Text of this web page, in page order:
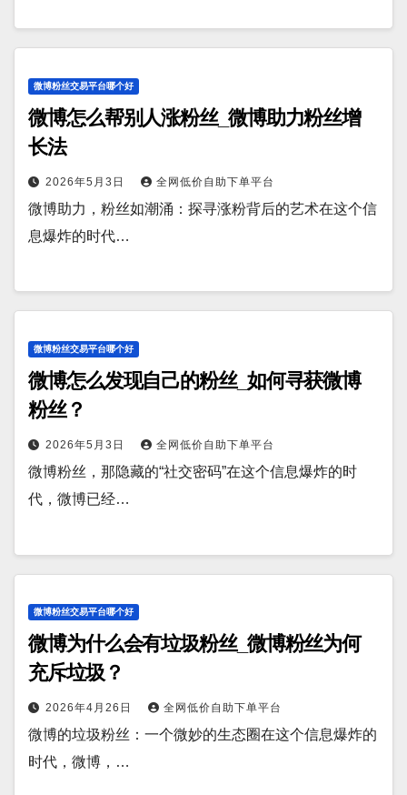
微博粉丝交易平台哪个好
微博怎么帮别人涨粉丝_微博助力粉丝增
长法
2026年5月3日 全网低价自助下单平台
微博助力，粉丝如潮涌：探寻涨粉背后的艺术在这个信
息爆炸的时代…
微博粉丝交易平台哪个好
微博怎么发现自己的粉丝_如何寻获微博
粉丝？
2026年5月3日 全网低价自助下单平台
微博粉丝，那隐藏的“社交密码”在这个信息爆炸的时
代，微博已经…
微博粉丝交易平台哪个好
微博为什么会有垃圾粉丝_微博粉丝为何
充斥垃圾？
2026年4月26日 全网低价自助下单平台
微博的垃圾粉丝：一个微妙的生态圈在这个信息爆炸的
时代，微博，…